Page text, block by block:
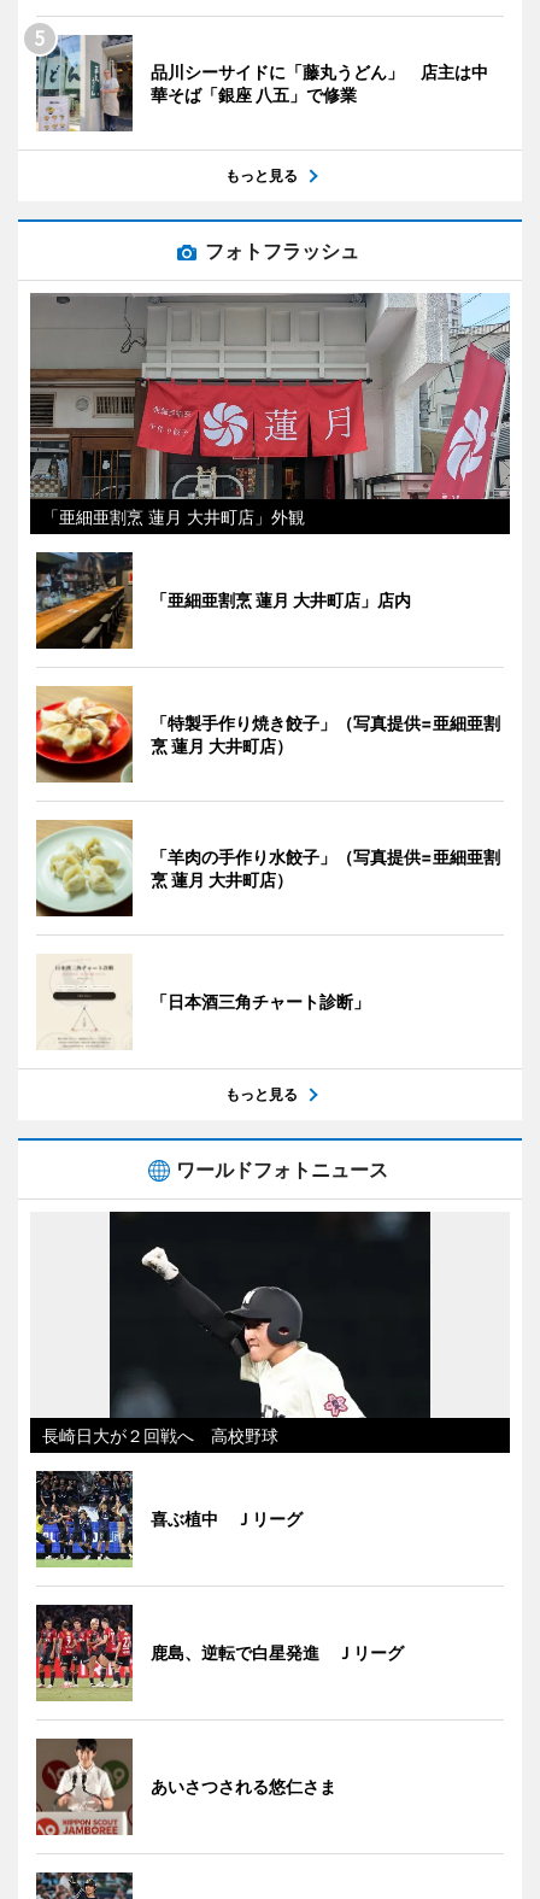
品川シーサイドに「藤丸うどん」 店主は中
華そば「銀座 八五」で修業
もっと見る
フォトフラッシュ
「亜細亜割烹 蓮月 大井町店」外観
「亜細亜割烹 蓮月 大井町店」店内
「特製手作り焼き餃子」（写真提供=亜細亜割
烹 蓮月 大井町店）
「羊肉の手作り水餃子」（写真提供=亜細亜割
烹 蓮月 大井町店）
「日本酒三角チャート診断」
もっと見る
ワールドフォトニュース
長崎日大が２回戦へ 高校野球
喜ぶ植中 Ｊリーグ
鹿島、逆転で白星発進 Ｊリーグ
あいさつされる悠仁さま